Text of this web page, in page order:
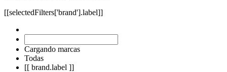
[[selectedFilters['brand'].label]]
Cargando marcas
Todas
[[ brand.label ]]